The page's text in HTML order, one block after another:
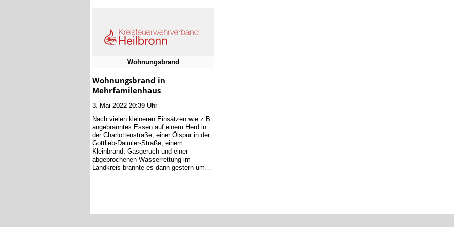
Wohnungsbrand
Wohnungsbrand in
Mehrfamilenhaus
3. Mai 2022 20:39 Uhr
Nach vielen kleineren Einsätzen wie z.B.
angebranntes Essen auf einem Herd in
der Charlottenstraße, einer Ölspur in der
Gottlieb-Daimler-Straße, einem
Kleinbrand, Gasgeruch und einer
abgebrochenen Wasserrettung im
Landkreis brannte es dann gestern um…